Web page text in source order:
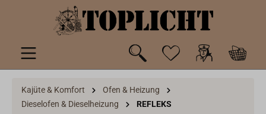
springen
Kajüte & Komfort
Ofen & Heizung
Dieselofen & Dieselheizung
REFLEKS